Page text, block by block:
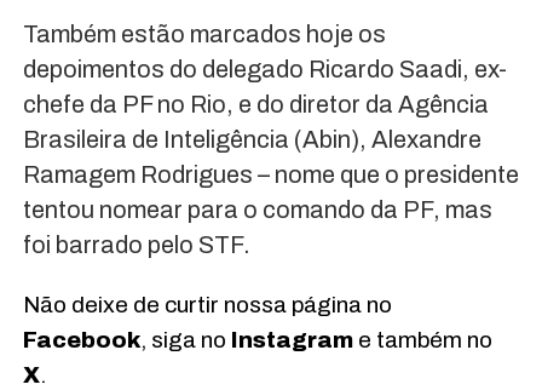
Também estão marcados hoje os
depoimentos do delegado Ricardo Saadi, ex-
chefe da PF no Rio, e do diretor da Agência
Brasileira de Inteligência (Abin), Alexandre
Ramagem Rodrigues – nome que o presidente
tentou nomear para o comando da PF, mas
foi barrado pelo STF.
Não deixe de curtir nossa página no
Facebook, siga no Instagrame também no
X.